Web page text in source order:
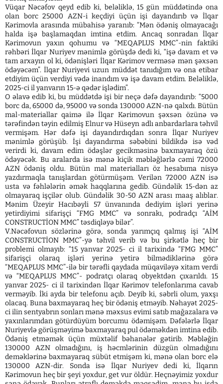
Vüqar Nəcəfov qeyd edib ki, beləliklə, 15 gün müddətində ona
olan borc 25000 AZN-i keçdiyi üçün işi dayandırıb və İlqar
Kərimovla arasında mübahisə yaranıb: “Mən ödəniş olmayacağı
halda işə başlamaqdan imtina etdim. Ancaq sonradan İlqar
Kərimovun yaxın qohumu və “MEQAPLUS MMC”-nin faktiki
rəhbəri İlqar Nuriyev mənimlə görüşdə dedi ki, “işə davam et və
tam arxayın ol ki, ödənişləri İlqar Kərimov verməsə mən şəxsən
ödəyəcəm”. İlqar Nuriyevi uzun müddət tanıdığım və ona etibar
etdiyim üçün verdiyi vədə inandım və işə davam etdim. Beləliklə,
2025-ci il yanvarın 15-ə qədər işlədim”.
O əlavə edib ki, bu müddətdə işi bir neçə dəfə dayandırıb: “5000
borc da, 65000 də, 95000 və sonda 130000 AZN-nə qalxdı. Bütün
mal-materiallar qaimə ilə İlqar Kərimovun şəxsən özünə və
tərəfindən təyin edilmiş Elnur və Hüseyn adlı anbardarlara təhvil
vermişəm. Hər dəfə işi dayandırdıqdan sonra İlqar Nuriyev
mənimlə görüşüb. İşi dayandırma səbəbini bildikdə isə vəd
verirdi ki, davam edim ödəşlər gecikməsinə baxmayaraq özü
ödəyəcək. Bu aralarda isə mənə kiçik məbləğlərlə cəmi 72000
AZN ödəniş oldu. Bütün mal materialları öz hesabıma nisyə
yazdırmaqla tanışlardan götürmüşəm. Verilən 72000 AZN isə
usta və fəhlələrin əmək haqqlarına gedib. Gündəlik 15-dən az
olmayaraq işçilər olub. Gündəlik 30-50 AZN arası maaş alıblar.
Mənim Üzeyir Hacıbəyli 57 ünvanında dediyim işləri yerinə
yetirdiyimi sifarişçi “FMG MMC” və sonrakı, podradçı “AİM
CONSTRUCTİON MMC” təsdiqləyə bilər”.
V.Nəcəfovun sözlərinə görə, sonda yarımçıq qalmış işi “AİM
CONSTRUCTİON MMC”-yə təhvil verib və bu şirkətlə heç bir
problemi olmayıb: “15 yanvar 2025- ci il tarixində “FMG MMC”
sifarişçi olaraq işləri yerinə yetirə bilmədiklərinə görə
“MEQAPLUS MMC”-ilə bir tərəfli qaydada müqaviləyə xitam verdi
və “MEQAPLUS MMC”- podratçı olaraq obyektdən çıxarıldı. 15
yanvar 2025- ci il tarixindən İlqar Kərimov telefonlarıma cavab
verməyib. İki ayda bir telefonu açıb. Deyib ki, səbrli olum, yaxşı
olacaq. Buna baxmayaraq heç bir ödəniş etməyib. Nəhayət 2025-
ci ilin sentyabrın sonları mənə məxsus evimi satıb mağazalara və
yaxınlarımdan götürdüyüm borcumu ödəmişəm. Dəfələrlə İlqar
Nuriyevlə görüşməyimə baxmayaraq pul ödəməkdən imtina edib.
Ödəniş etməmək üçün müxtəlif bəhanələr gətirib. Məbləğin
130000 AZN olmadığını, iş həcmlərinin düzgün olmadığını
deməklərinə baxmayaraq sübüt etmişəm ki, mənə olan borc elə
130000 AZN-dir. Sonda isə İlqar Nuriyev dedi ki, İlqarın
Kərimovun heç bir şeyi yoxdur, get vur öldür. Heçnəyimiz yoxdur